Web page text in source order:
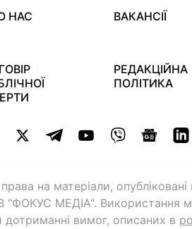
НАС
ВАКАНСІЇ
РЕДАКЦІЙНА
ПОЛІТИКА
права на матеріали,
"ФОКУС МЕДІА". Використання
дотриманні вимог, описаних в